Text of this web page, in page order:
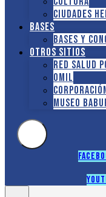
Ciudades
Bases
Bases y
Otros sitios
Red Salud
OMIL
Museo